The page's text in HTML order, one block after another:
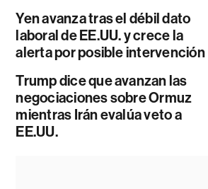
Yen avanza tras el débil dato
laboral de EE.UU. y crece la
alerta por posible intervención
Trump dice que avanzan las
negociaciones sobre Ormuz
mientras Irán evalúa veto a
EE.UU.